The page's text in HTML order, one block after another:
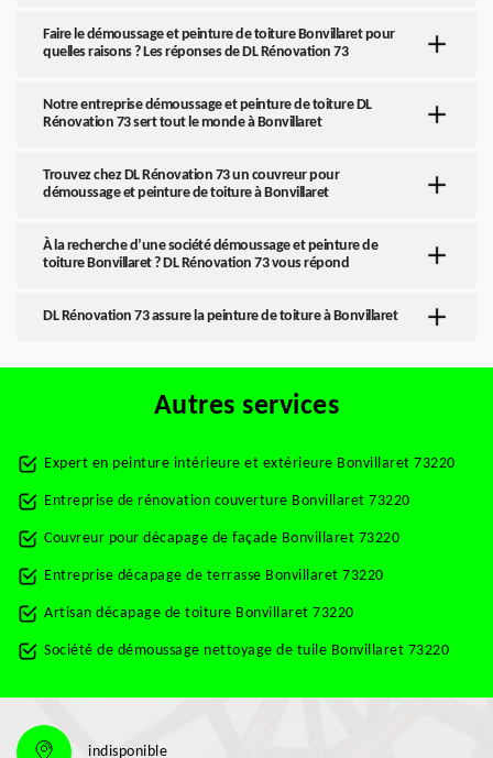
Faire le démoussage et peinture de toiture Bonvillaret pour
quelles raisons ? Les réponses de DL Rénovation 73
Notre entreprise démoussage et peinture de toiture DL
Rénovation 73 sert tout le monde à Bonvillaret
Trouvez chez DL Rénovation 73 un couvreur pour
démoussage et peinture de toiture à Bonvillaret
À la recherche d’une société démoussage et peinture de
toiture Bonvillaret ? DL Rénovation 73 vous répond
DL Rénovation 73 assure la peinture de toiture à Bonvillaret
Autres services
Expert en peinture intérieure et extérieure Bonvillaret 73220
Entreprise de rénovation couverture Bonvillaret 73220
Couvreur pour décapage de façade Bonvillaret 73220
Entreprise décapage de terrasse Bonvillaret 73220
Artisan décapage de toiture Bonvillaret 73220
Société de démoussage nettoyage de tuile Bonvillaret 73220
indisponible